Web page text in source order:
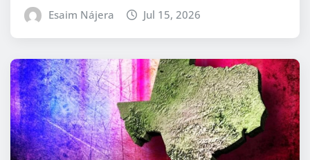
Esaim Nájera Jul 15, 2026